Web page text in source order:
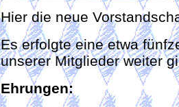
Hier die neue
Es erfolgte eine etwa
unserer Mitglieder weiter
Ehrungen: